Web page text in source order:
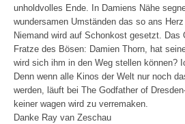
unholdvolles Ende. In Damiens Nähe
wundersamen Umständen das so ans
Niemand wird auf Schonkost gesetzt.
Fratze des Bösen: Damien Thorn, hat
wird sich ihm in den Weg stellen können?
Denn wenn alle Kinos der Welt nur noch
werden, läuft bei The Godfather of
keiner wagen wird zu verremaken.
Danke Ray van Zeschau